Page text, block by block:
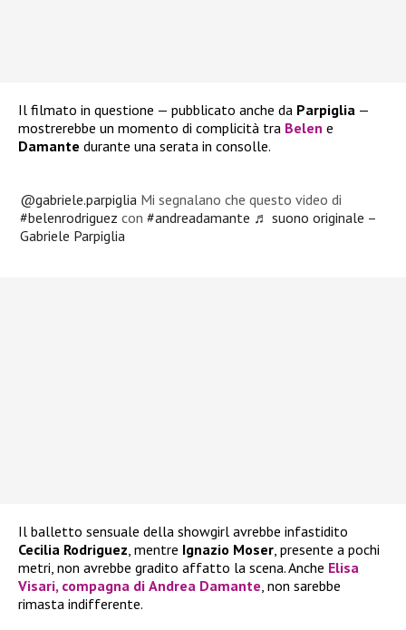
Il filmato in questione — pubblicato anche da Parpiglia —
mostrerebbe un momento di complicità tra Belen e
Damante durante una serata in consolle.
@gabriele.parpiglia Mi segnalano che questo video di
#belenrodriguez con#andreadamante ♬ suono originale –
Gabriele Parpiglia
Il balletto sensuale della showgirl avrebbe infastidito
Cecilia Rodriguez, mentre Ignazio Moser, presente a pochi
metri, non avrebbe gradito affatto la scena. Anche Elisa
Visari, compagna di Andrea Damante, non sarebbe
rimasta indifferente.